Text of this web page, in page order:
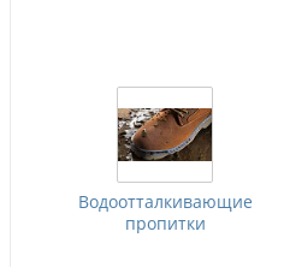
Водоотталкивающие
пропитки